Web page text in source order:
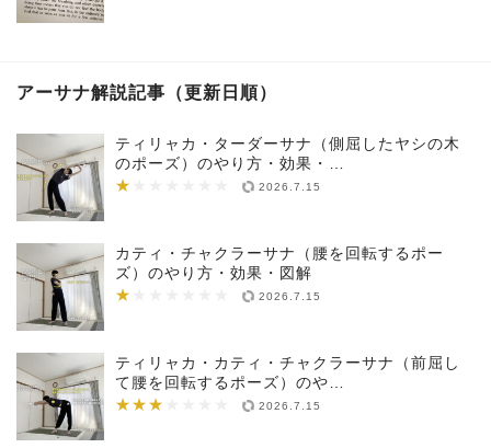
アーサナ解説記事（更新日順）
ティリャカ・ターダーサナ（側屈したヤシの木
のポーズ）のやり方・効果・…
★
★★★★★★★ 2026.7.15
カティ・チャクラーサナ（腰を回転するポー
ズ）のやり方・効果・図解
★
★★★★★★★ 2026.7.15
ティリャカ・カティ・チャクラーサナ（前屈し
て腰を回転するポーズ）のや…
★★★
★★★★★★★ 2026.7.15